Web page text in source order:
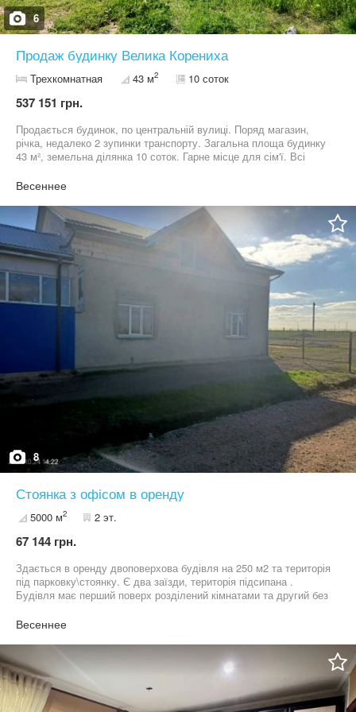
6
Продаж будинку Велика Корениха
Трехкомнатная 43 м2 10 соток
537 151 грн.
Продається будинок, по центральній вулиці. Поряд магазин,
річка, недалеко 2 зупинки транспорту. Загальна площа будинку
43 м², земельна ділянка 10 соток. Гарне місце для сім'ї. Всі
Весеннее
8
Стоянка з офісом в оренду
5000 м2 2 эт.
67 144 грн.
Здається в оренду двоповерхова будівля на 250 м2 та територія
під парковку\стоянку. Є два заїзди, територія підсипана .
Будівля має перший поверх розділений кімнатами та другий без
власне. Зробимо ремонт під орендаря. Територія охороняється,
Мколаїв, поряд з заправкою ВОГ. Подивитись територію можна
ПН-ПТ з 9 по 18 год. Номер вказаний людини яка є на місці. За
більш детальними питаннями звертайтесь у приватні
повідомлення.
Весеннее